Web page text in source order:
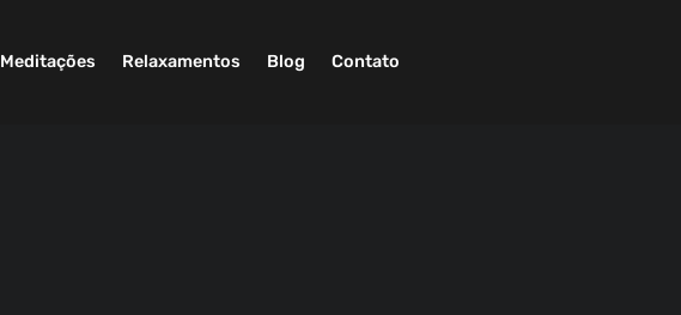
Meditações Relaxamentos Blog Contato